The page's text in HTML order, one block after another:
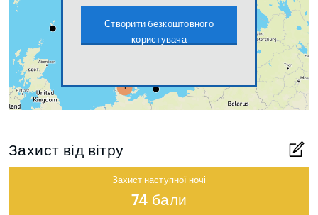
Створити безкоштовного
користувача
Захист від вітру
Захист наступної ночі
74 бали